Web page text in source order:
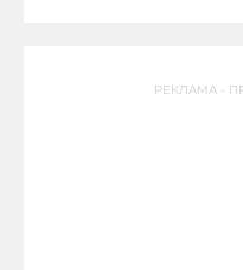
РЕКЛАМА -